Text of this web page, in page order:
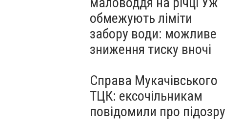
обмежують ліміти
забору води: можливе
зниження тиску вночі
Справа Мукачівського
ТЦК: ексочільникам
повідомили про підозру